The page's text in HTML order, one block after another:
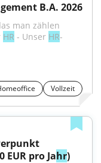
B.A. 2026
man zählen
HR - Unser HR-
Vollzeit
pro Jahr)